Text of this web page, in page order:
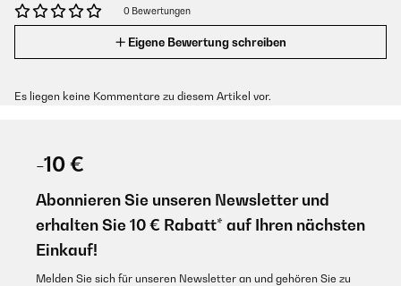
0 Bewertungen
Eigene Bewertung schreiben
Es liegen keine Kommentare zu diesem Artikel vor.
-10 €
Abonnieren Sie unseren Newsletter und
erhalten Sie 10 € Rabatt* auf Ihren nächsten
Einkauf!
Melden Sie sich für unseren Newsletter an und gehören Sie zu